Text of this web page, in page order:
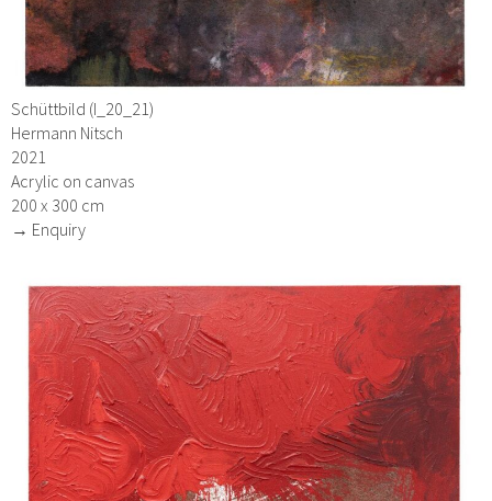
Schüttbild (I_20_21)
Hermann Nitsch
2021
Acrylic on canvas
200 x 300 cm
→ Enquiry